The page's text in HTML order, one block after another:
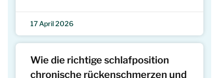
17 April 2026
Wie die richtige schlafposition
chronische rückenschmerzen und